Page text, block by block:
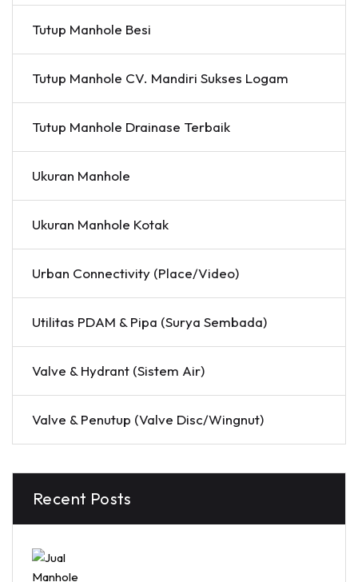
Tutup Manhole Besi
Tutup Manhole CV. Mandiri Sukses Logam
Tutup Manhole Drainase Terbaik
Ukuran Manhole
Ukuran Manhole Kotak
Urban Connectivity (Place/Video)
Utilitas PDAM & Pipa (Surya Sembada)
Valve & Hydrant (Sistem Air)
Valve & Penutup (Valve Disc/Wingnut)
Recent Posts